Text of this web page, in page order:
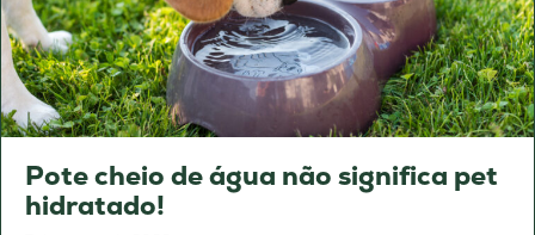
Pote cheio de água não significa pet
hidratado!